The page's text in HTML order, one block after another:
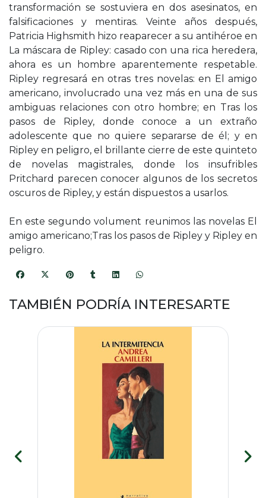
transformación se sostuviera en dos asesinatos, en
falsificaciones y mentiras. Veinte años después,
Patricia Highsmith hizo reaparecer a su antihéroe en
La máscara de Ripley: casado con una rica heredera,
ahora es un hombre aparentemente respetable.
Ripley regresará en otras tres novelas: en El amigo
americano, involucrado una vez más en una de sus
ambiguas relaciones con otro hombre; en Tras los
pasos de Ripley, donde conoce a un extraño
adolescente que no quiere separarse de él; y en
Ripley en peligro, el brillante cierre de este quinteto
de novelas magistrales, donde los insufribles
Pritchard parecen conocer algunos de los secretos
oscuros de Ripley, y están dispuestos a usarlos.
En este segundo volument reunimos las novelas El
amigo americano;Tras los pasos de Ripley y Ripley en
peligro.
TAMBIÉN PODRÍA INTERESARTE